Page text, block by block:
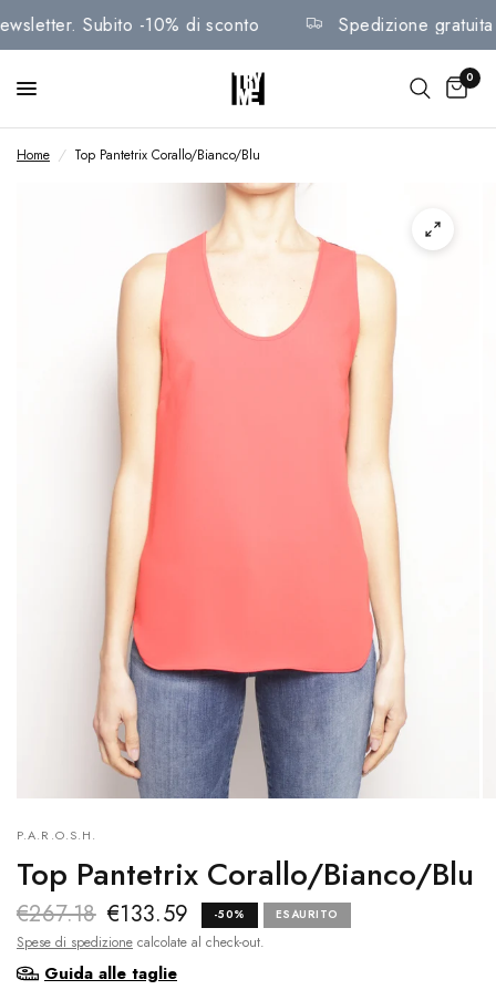
Subito -10% di sconto Spedizione
0
Home / Top Pantetrix Corallo/Bianco/Blu
P.A.R.O.S.H.
Top Pantetrix Corallo/Bianco/Blu
€267.18 €133.59 -50% ESAURITO
Spese di spedizione calcolate al check-out.
Guida alle taglie